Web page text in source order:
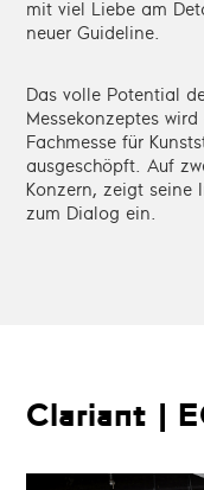
mit viel Liebe am
neuer Guideline.
Das volle Potential
Messekonzeptes
Fachmesse für
ausgeschöpft. Auf
Konzern, zeigt
zum Dialog ein.
Clariant |